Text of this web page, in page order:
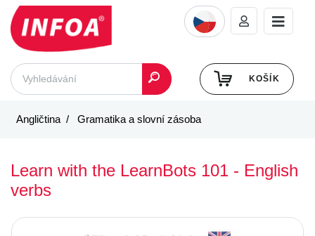
KOŠÍK
Angličtina Gramatika a slovní zásoba
Learn with the LearnBots 101 - English
verbs